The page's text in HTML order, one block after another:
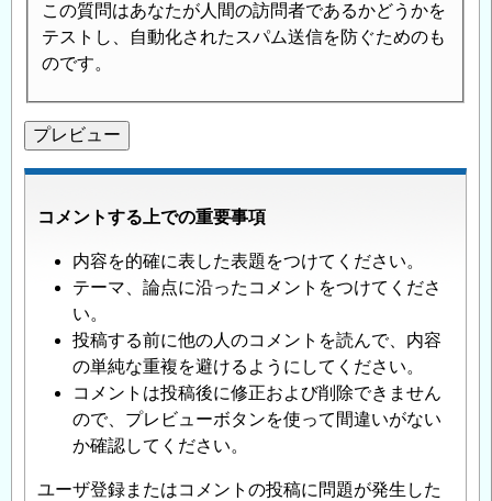
この質問はあなたが人間の訪問者であるかどうかを
テストし、自動化されたスパム送信を防ぐためのも
のです。
コメントする上での重要事項
内容を的確に表した表題をつけてください。
テーマ、論点に沿ったコメントをつけてくださ
い。
投稿する前に他の人のコメントを読んで、内容
の単純な重複を避けるようにしてください。
コメントは投稿後に修正および削除できません
ので、プレビューボタンを使って間違いがない
か確認してください。
ユーザ登録またはコメントの投稿に問題が発生した